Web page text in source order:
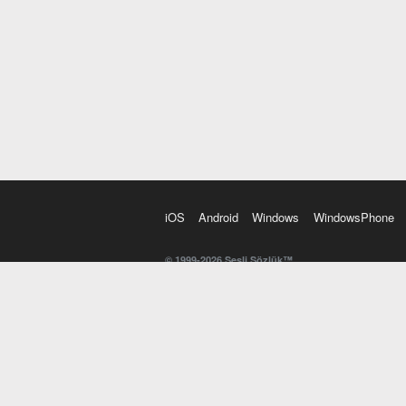
iOS Android Windows WindowsPhone
© 1999-2026 Sesli Sözlük™